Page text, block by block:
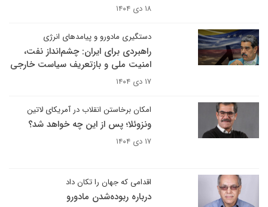
۱۸ دی ۱۴۰۴
دستگیری مادورو و پیامدهای انرژی
راهبردی برای ایران: چشم‌انداز نفت،
امنیت ملی و بازتعریف سیاست خارجی
۱۷ دی ۱۴۰۴
امکان برخاستن انقلاب در آمریکای لاتین
ونزوئلا؛ پس از این چه خواهد شد؟
۱۷ دی ۱۴۰۴
اقدامی که جهان را تکان داد
درباره ربوده‌شدن مادورو